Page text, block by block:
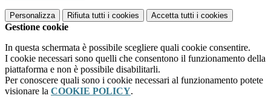
Personalizza Rifiuta tutti i cookies Accetta tutti i cookies
Gestione cookie
In questa schermata è possibile scegliere quali cookie consentire.
I cookie necessari sono quelli che consentono il funzionamento della
piattaforma e non è possibile disabilitarli.
Per conoscere quali sono i cookie necessari al funzionamento potete
visionare la COOKIE POLICY.